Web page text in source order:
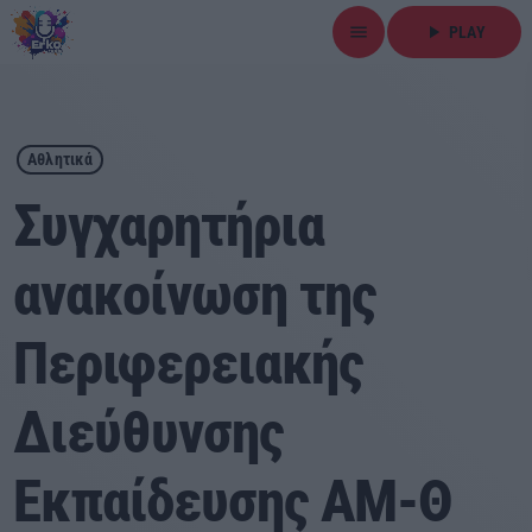
menu play_arrow PLAY
close
play_arrow ΕΡΚΟ
Αρχική
Εκπομπές
Ειδήσεις
Αθλητικά
Αθλητικά
Συγχαρητήρια
ανακοίνωση της
Περιφερειακής
Διεύθυνσης
Εκπαίδευσης ΑΜ-Θ